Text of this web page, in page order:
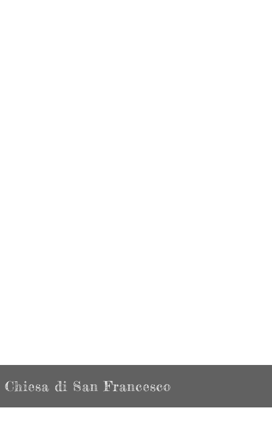
Chiesa di San Francesco